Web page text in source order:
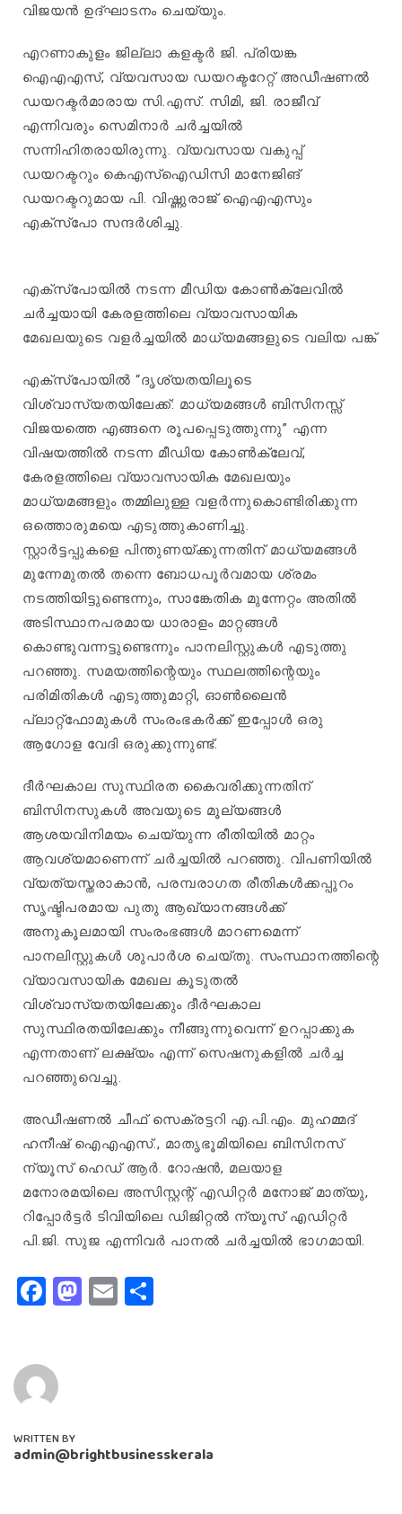
വിജയൻ ഉദ്ഘാടനം ചെയ്യും.
എറണാകുളം ജില്ലാ കളക്ടർ ജി. പ്രിയങ്ക
ഐഎഎസ്, വ്യവസായ ഡയറക്ടറേറ്റ് അഡീഷണൽ
ഡയറക്ടർമാരായ സി.എസ്. സിമി, ജി. രാജീവ്
എന്നിവരും സെമിനാർ ചർച്ചയിൽ
സന്നിഹിതരായിരുന്നു. വ്യവസായ വകുപ്പ്
ഡയറക്ടറും കെഎസ്ഐഡിസി മാനേജിങ്
ഡയറക്ടറുമായ പി. വിഷ്ണുരാജ് ഐഎഎസും
എക്സ്പോ സന്ദർശിച്ചു.
എക്സ്പോയിൽ നടന്ന മീഡിയ കോൺക്ലേവിൽ
ചർച്ചയായി കേരളത്തിലെ വ്യാവസായിക
മേഖലയുടെ വളർച്ചയിൽ മാധ്യമങ്ങളുടെ വലിയ പങ്ക്
എക്സ്പോയിൽ “ദൃശ്യതയിലൂടെ
വിശ്വാസ്യതയിലേക്ക്: മാധ്യമങ്ങൾ ബിസിനസ്സ്
വിജയത്തെ എങ്ങനെ രൂപപ്പെടുത്തുന്നു” എന്ന
വിഷയത്തിൽ നടന്ന മീഡിയ കോൺക്ലേവ്,
കേരളത്തിലെ വ്യാവസായിക മേഖലയും
മാധ്യമങ്ങളും തമ്മിലുള്ള വളർന്നുകൊണ്ടിരിക്കുന്ന
ഒത്തൊരുമയെ എടുത്തുകാണിച്ചു.
സ്റ്റാർട്ടപ്പുകളെ പിന്തുണയ്ക്കുന്നതിന് മാധ്യമങ്ങൾ
മുന്നേമുതൽ തന്നെ ബോധപൂർവമായ ശ്രമം
നടത്തിയിട്ടുണ്ടെന്നും, സാങ്കേതിക മുന്നേറ്റം അതിൽ
അടിസ്ഥാനപരമായ ധാരാളം മാറ്റങ്ങൾ
കൊണ്ടുവന്നട്ടുണ്ടെന്നും പാനലിസ്റ്റുകൾ എടുത്തു
പറഞ്ഞു. സമയത്തിന്റെയും സ്ഥലത്തിന്റെയും
പരിമിതികൾ എടുത്തുമാറ്റി, ഓൺലൈൻ
പ്ലാറ്റ്‌ഫോമുകൾ സംരംഭകർക്ക് ഇപ്പോൾ ഒരു
ആഗോള വേദി ഒരുക്കുന്നുണ്ട്.
ദീർഘകാല സുസ്ഥിരത കൈവരിക്കുന്നതിന്
ബിസിനസുകൾ അവയുടെ മൂല്യങ്ങൾ
ആശയവിനിമയം ചെയ്യുന്ന രീതിയിൽ മാറ്റം
ആവശ്യമാണെന്ന് ചർച്ചയിൽ പറഞ്ഞു. വിപണിയിൽ
വ്യത്യസ്തരാകാൻ, പരമ്പരാഗത രീതികൾക്കപ്പുറം
സൃഷ്ടിപരമായ പുതു ആഖ്യാനങ്ങൾക്ക്
അനുകൂലമായി സംരംഭങ്ങൾ മാറണമെന്ന്
പാനലിസ്റ്റുകൾ ശുപാർശ ചെയ്തു. സംസ്ഥാനത്തിന്റെ
വ്യാവസായിക മേഖല കൂടുതൽ
വിശ്വാസ്യതയിലേക്കും ദീർഘകാല
സുസ്ഥിരതയിലേക്കും നീങ്ങുന്നുവെന്ന് ഉറപ്പാക്കുക
എന്നതാണ് ലക്ഷ്യം എന്ന് സെഷനുകളിൽ ചർച്ച
പറഞ്ഞുവെച്ചു.
അഡീഷണൽ ചീഫ് സെക്രട്ടറി എ.പി.എം. മുഹമ്മദ്
ഹനീഷ് ഐഎഎസ്., മാതൃഭൂമിയിലെ ബിസിനസ്
ന്യൂസ് ഹെഡ് ആർ. റോഷൻ, മലയാള
മനോരമയിലെ അസിസ്റ്റന്റ് എഡിറ്റർ മനോജ് മാത്യു,
റിപ്പോർട്ടർ ടിവിയിലെ ഡിജിറ്റൽ ന്യൂസ് എഡിറ്റർ
പി.ജി. സുജ എന്നിവർ പാനൽ ചർച്ചയിൽ ഭാഗമായി.
Facebook
Mastodon
Email
WRITTEN BY
admin@brightbusinesskerala